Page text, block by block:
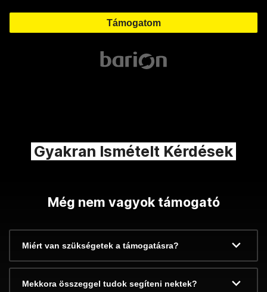
Gyakran Ismételt Kérdések
Még nem vagyok támogató
Miért van szükségetek a támogatásra?
Mekkora összeggel tudok segíteni nektek?